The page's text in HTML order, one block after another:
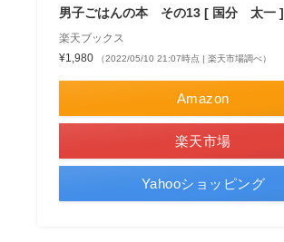
男子ごはんの本 その13 [ 国分 太一 ]
楽天ブックス
¥1,980
（2022/05/10 21:07時点 | 楽天市場調べ）
Amazon
楽天市場
Yahooショッピング